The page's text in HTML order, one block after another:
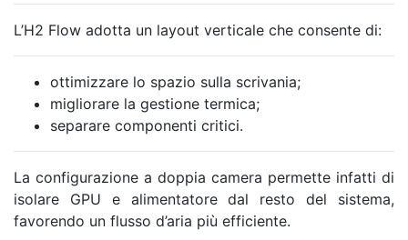
L’H2 Flow adotta un layout verticale che consente di:
ottimizzare lo spazio sulla scrivania;
migliorare la gestione termica;
separare componenti critici.
La configurazione a doppia camera permette infatti di
isolare GPU e alimentatore dal resto del sistema,
favorendo un flusso d’aria più efficiente.